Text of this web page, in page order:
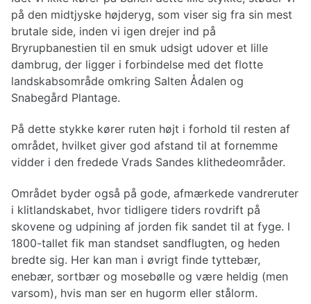
på den midtjyske højderyg, som viser sig fra sin mest
brutale side, inden vi igen drejer ind på
Bryrupbanestien til en smuk udsigt udover et lille
dambrug, der ligger i forbindelse med det flotte
landskabsområde omkring Salten Ådalen og
Snabegård Plantage.
På dette stykke kører ruten højt i forhold til resten af
området, hvilket giver god afstand til at fornemme
vidder i den fredede Vrads Sandes klithedeområder.
Området byder også på gode, afmærkede vandreruter
i klitlandskabet, hvor tidligere tiders rovdrift på
skovene og udpining af jorden fik sandet til at fyge. l
1800-tallet fik man standset sandflugten, og heden
bredte sig. Her kan man i øvrigt finde tyttebær,
enebær, sortbær og mosebølle og være heldig (men
varsom), hvis man ser en hugorm eller stålorm.